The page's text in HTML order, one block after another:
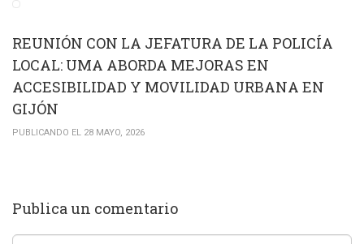
REUNIÓN CON LA JEFATURA DE LA POLICÍA
LOCAL: UMA ABORDA MEJORAS EN
ACCESIBILIDAD Y MOVILIDAD URBANA EN
GIJÓN
PUBLICANDO EL 28 MAYO, 2026
Publica un comentario